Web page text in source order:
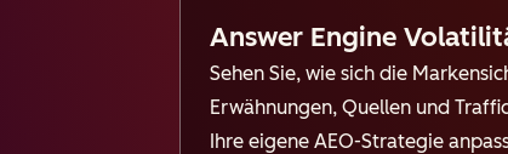
Answer Engine
Sehen Sie, wie sich die
Erwähnungen, Quellen und
Ihre eigene AEO-Strategie